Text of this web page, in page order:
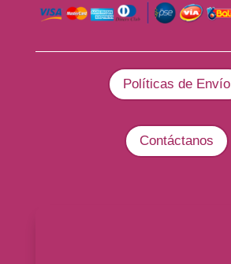
Políticas de Envío
Contáctanos